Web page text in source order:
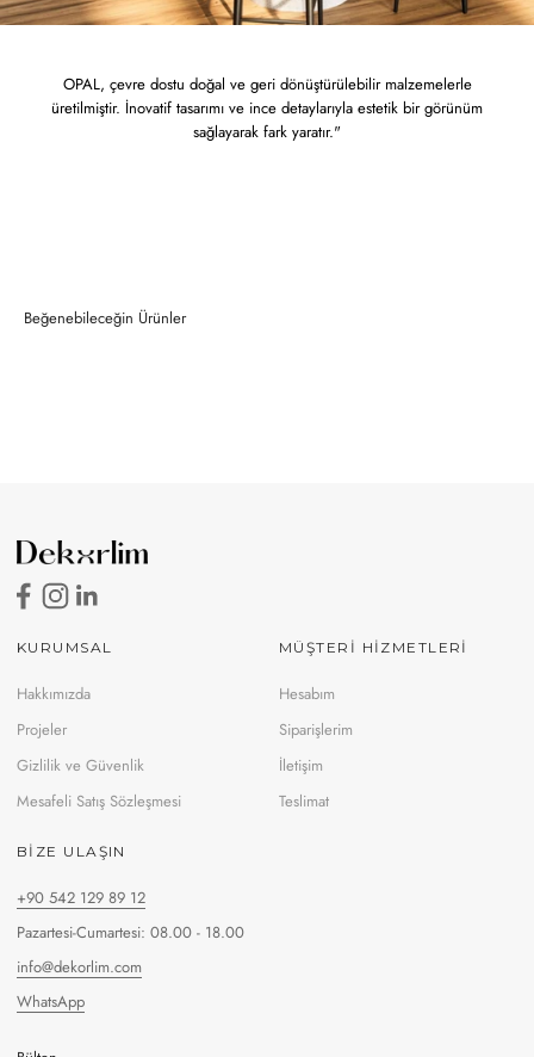
OPAL, çevre dostu doğal ve geri dönüştürülebilir malzemelerle
üretilmiştir. İnovatif tasarımı ve ince detaylarıyla estetik bir görünüm
sağlayarak fark yaratır."
KURUMSAL
Hakkımızda
Projeler
Gizlilik ve Güvenlik
Mesafeli Satış Sözleşmesi
MÜŞTERİ HİZMETLERİ
Hesabım
Siparişlerim
İletişim
Teslimat
BIZE ULAŞIN
+90 542 129 89 12
Pazartesi-Cumartesi: 08.00 - 18.00
info@dekorlim.com
WhatsApp